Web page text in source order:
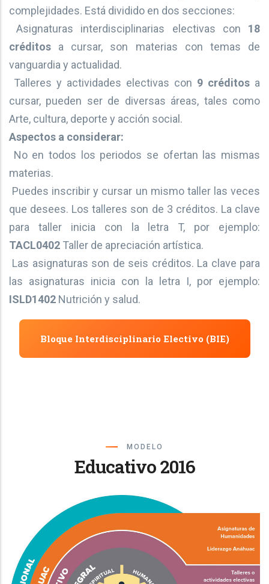
complejidades. Está dividido en dos secciones:
Asignaturas interdisciplinarias electivas con 18
créditos a cursar, son materias con temas de
vanguardia y actualidad.
Talleres y actividades electivas con 9 créditos a
cursar, pueden ser de diversas áreas, tales como
Arte, cultura, deporte y acción social.
Aspectos a considerar:
No en todos los periodos se ofertan las mismas
materias.
Puedes inscribir y cursar un mismo taller las veces
que desees. Los talleres son de 3 créditos. La clave
para taller inicia con la letra T, por ejemplo:
TACL0402 Taller de apreciación artística.
Las asignaturas son de seis créditos. La clave para
las asignaturas inicia con la letra I, por ejemplo:
ISLD1402 Nutrición y salud.
Bloque Interdisciplinario Electivo (BIE)
MODELO
Educativo 2016